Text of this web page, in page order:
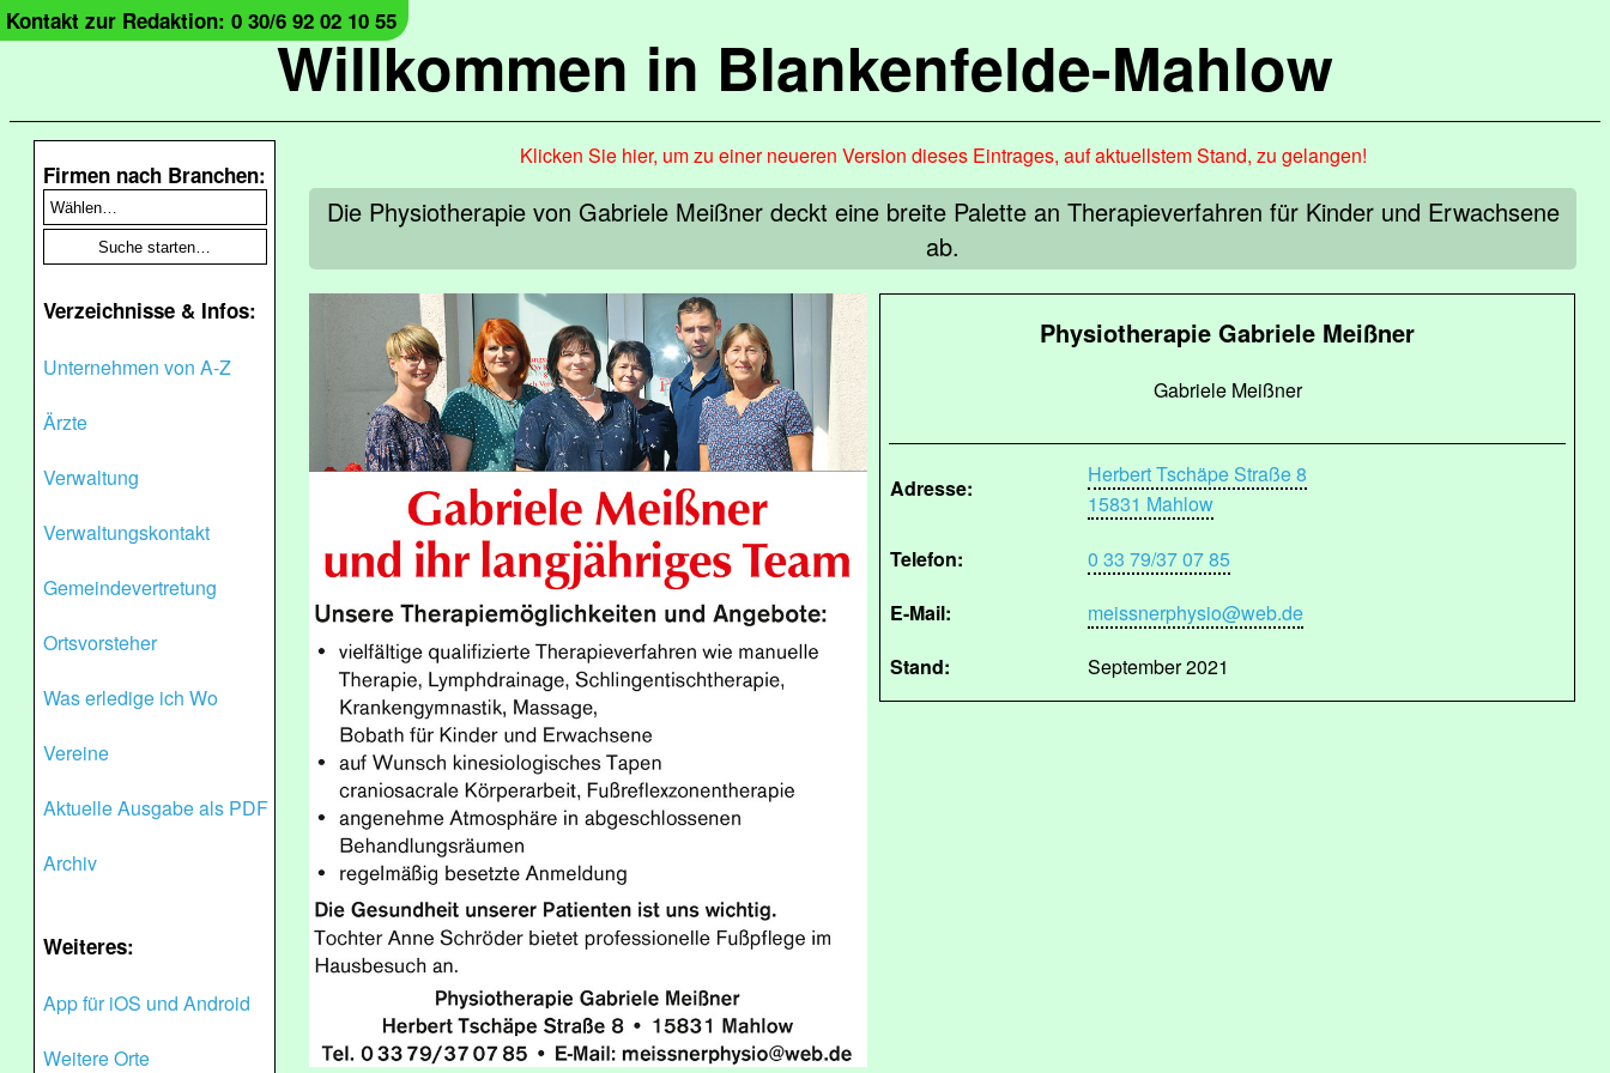
Willkommen in Blankenfelde-Mahlow
Kontakt zur Redaktion: 0 30/6 92 02 10 55
Firmen nach Branchen:
Verzeichnisse & Infos:
Unternehmen von A-Z
Ärzte
Verwaltung
Verwaltungskontakt
Gemeindevertretung
Ortsvorsteher
Was erledige ich Wo
Vereine
Aktuelle Ausgabe als PDF
Archiv
Weiteres:
App für iOS und Android
Weitere Orte
Klicken Sie hier, um zu einer neueren Version dieses Eintrages, auf aktuellstem Stand, zu gelangen!
Die Physiotherapie von Gabriele Meißner deckt eine breite Palette an Therapieverfahren für Kinder und Erwachsene
ab.
Physiotherapie Gabriele Meißner
Gabriele Meißner
Adresse:
Herbert Tschäpe Straße 8
15831 Mahlow
Telefon:
0 33 79/37 07 85
E-Mail:
meissnerphysio@web.de
Stand:
September 2021